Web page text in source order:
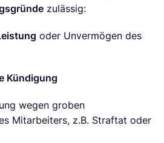
zulässig:
oder Unvermögen des
Kündigung
wegen groben
Mitarbeiters, z.B. Straftat oder